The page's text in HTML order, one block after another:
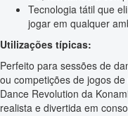
Tecnologia tátil que
jogar em qualquer
Utilizações típicas:
Perfeito para sessões de
ou competições de jogos
Dance Revolution da
realista e divertida em